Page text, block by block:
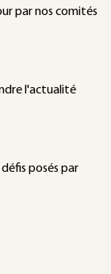
par nos comités
l'actualité
posés par